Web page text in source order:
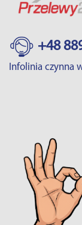
+48
Infolinia czynna